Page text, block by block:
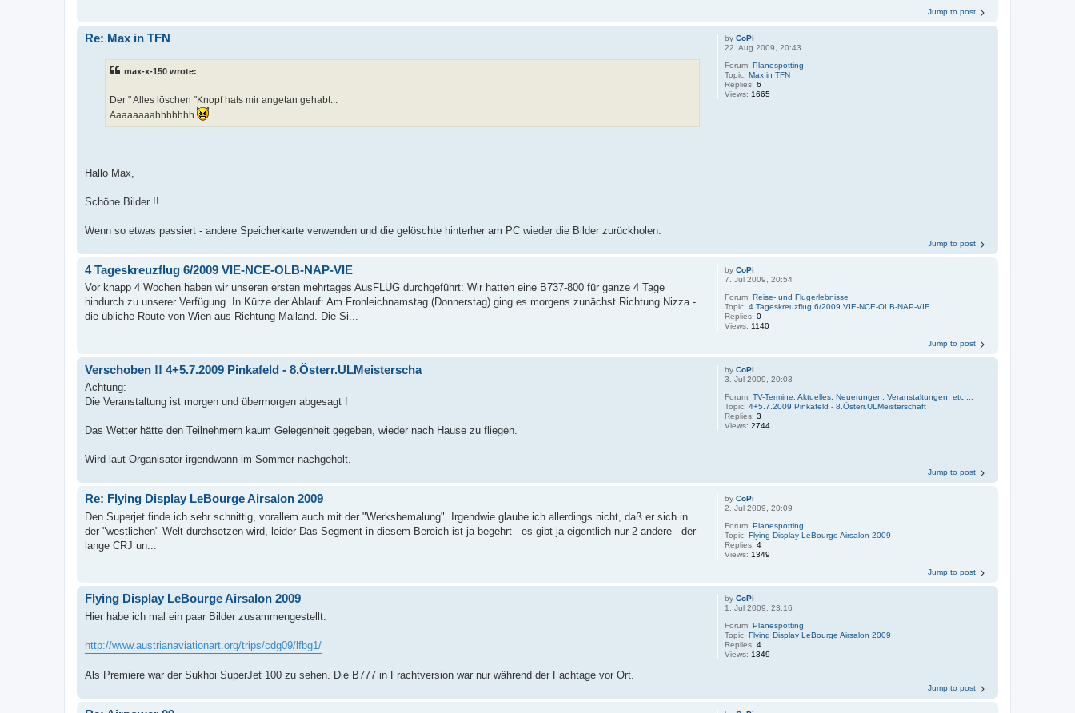
Jump to post
byCoPi
22. Aug 2009, 20:43
Forum: Planespotting
Topic: Max in TFN
Replies:6
Views:1665
Re: Max in TFN
max-x-150 wrote:
Der " Alles löschen "Knopf hats mir angetan gehabt...
Aaaaaaaahhhhhhh
Hallo Max,
Schöne Bilder !!
Wenn so etwas passiert - andere Speicherkarte verwenden und die gelöschte hinterher am PC wieder die Bilder zurückholen.
Jump to post
byCoPi
7. Jul 2009, 20:54
Forum:Reise- und Flugerlebnisse
Topic:4 Tageskreuzflug 6/2009 VIE-NCE-OLB-NAP-VIE
Replies:0
Views: 1140
4 Tageskreuzflug 6/2009 VIE-NCE-OLB-NAP-VIE
Vor knapp 4 Wochen haben wir unseren ersten mehrtages AusFLUG durchgeführt: Wir hatten eine B737-800 für ganze 4 Tage
hindurch zu unserer Verfügung. In Kürze der Ablauf: Am Fronleichnamstag (Donnerstag) ging es morgens zunächst Richtung Nizza -
die übliche Route von Wien aus Richtung Mailand. Die Si...
Jump to post
byCoPi
3. Jul 2009, 20:03
Forum:TV-Termine, Aktuelles, Neuerungen, Veranstaltungen, etc ...
Topic:4+5.7.2009 Pinkafeld - 8.Österr.ULMeisterschaft
Replies:3
Views:2744
Verschoben !! 4+5.7.2009 Pinkafeld - 8.Österr.ULMeisterscha
Achtung:
Die Veranstaltung ist morgen und übermorgen abgesagt !
Das Wetter hätte den Teilnehmern kaum Gelegenheit gegeben, wieder nach Hause zu fliegen.
Wird laut Organisator irgendwann im Sommer nachgeholt.
Jump to post
byCoPi
2. Jul 2009, 20:09
Forum:Planespotting
Topic:Flying Display LeBourge Airsalon 2009
Replies:4
Views: 1349
Re: Flying Display LeBourge Airsalon 2009
Den Superjet finde ich sehr schnittig, vorallem auch mit der "Werksbemalung". Irgendwie glaube ich allerdings nicht, daß er sich in
der "westlichen" Welt durchsetzen wird, leider Das Segment in diesem Bereich ist ja begehrt - es gibt ja eigentlich nur 2 andere - der
lange CRJ un...
Jump to post
byCoPi
1. Jul 2009, 23:16
Forum:Planespotting
Topic:Flying Display LeBourge Airsalon 2009
Replies:4
Views: 1349
Flying Display LeBourge Airsalon 2009
Hier habe ich mal ein paar Bilder zusammengestellt:
http://www.austrianaviationart.org/trips/cdg09/lfbg1/
Als Premiere war der Sukhoi SuperJet 100 zu sehen. Die B777 in Frachtversion war nur während der Fachtage vor Ort.
Jump to post